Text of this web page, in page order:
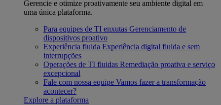
Gerencie e otimize proativamente seu ambiente digital em
uma única plataforma.
Para equipes de TI enxutas Gerenciamento de
dispositivos proativo
Experiência fluida Experiência digital fluida e sem
interrupções
Operações de TI fluidas Remediação proativa e serviço
excepcional
Fale com nossa equipe Vamos fazer a transformação
acontecer?
Explore a plataforma